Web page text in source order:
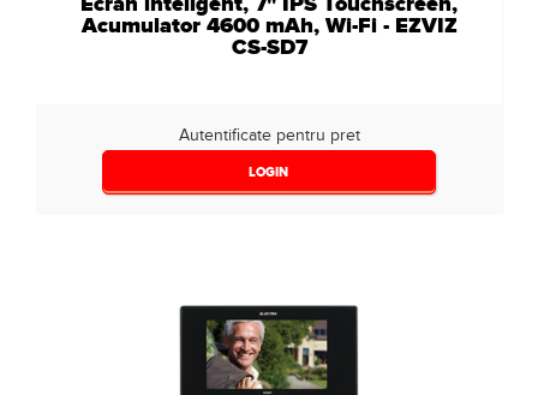
Acumulator 4600 mAh, Wi-Fi - EZVIZ
CS-SD7
Autentificate pentru pret
LOGIN